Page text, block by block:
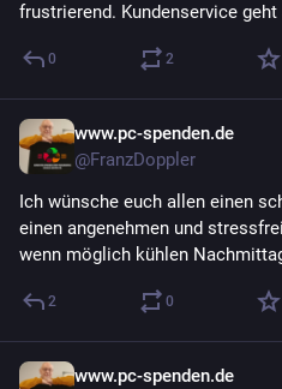
frustrierend. Kundenservice geht
0 2
www.pc-spenden.de
@FranzDoppler
Ich wünsche euch allen einen
einen angenehmen und
wenn möglich kühlen
2 0
www.pc-spenden.de